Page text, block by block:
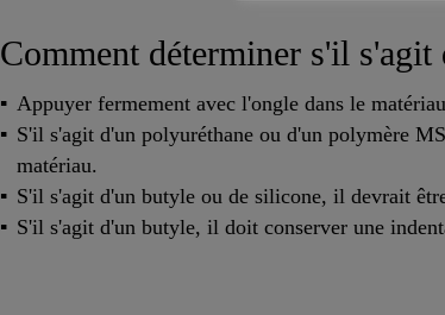
Comment déterminer s'il
Appuyer fermement avec l'ongle dans le
S'il s'agit d'un polyuréthane ou d'un polymère
matériau.
S'il s'agit d'un butyle ou de silicone, il devrait
S'il s'agit d'un butyle, il doit conserver une